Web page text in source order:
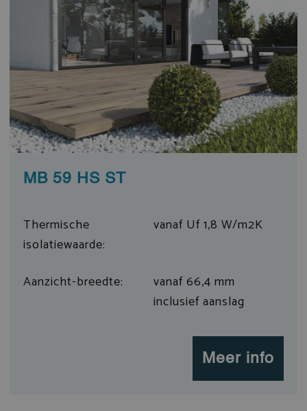
MB 59 HS ST
Thermische
isolatiewaarde:
vanaf Uf 1,8 W/m2K
Aanzicht-breedte:
vanaf 66,4 mm
inclusief aanslag
Meer info